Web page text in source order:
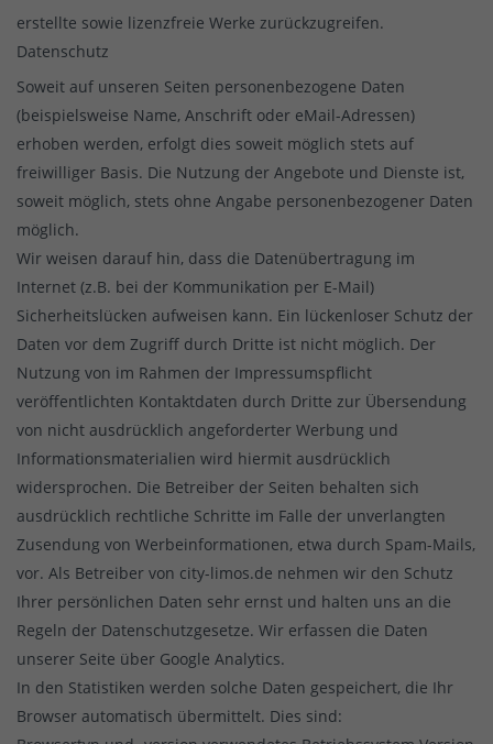
erstellte sowie lizenzfreie Werke zurückzugreifen.
Datenschutz
Soweit auf unseren Seiten personenbezogene Daten
(beispielsweise Name, Anschrift oder eMail-Adressen)
erhoben werden, erfolgt dies soweit möglich stets auf
freiwilliger Basis. Die Nutzung der Angebote und Dienste ist,
soweit möglich, stets ohne Angabe personenbezogener Daten
möglich.
Wir weisen darauf hin, dass die Datenübertragung im
Internet (z.B. bei der Kommunikation per E-Mail)
Sicherheitslücken aufweisen kann. Ein lückenloser Schutz der
Daten vor dem Zugriff durch Dritte ist nicht möglich. Der
Nutzung von im Rahmen der Impressumspflicht
veröffentlichten Kontaktdaten durch Dritte zur Übersendung
von nicht ausdrücklich angeforderter Werbung und
Informationsmaterialien wird hiermit ausdrücklich
widersprochen. Die Betreiber der Seiten behalten sich
ausdrücklich rechtliche Schritte im Falle der unverlangten
Zusendung von Werbeinformationen, etwa durch Spam-Mails,
vor. Als Betreiber von city-limos.de nehmen wir den Schutz
Ihrer persönlichen Daten sehr ernst und halten uns an die
Regeln der Datenschutzgesetze. Wir erfassen die Daten
unserer Seite über Google Analytics.
In den Statistiken werden solche Daten gespeichert, die Ihr
Browser automatisch übermittelt. Dies sind: